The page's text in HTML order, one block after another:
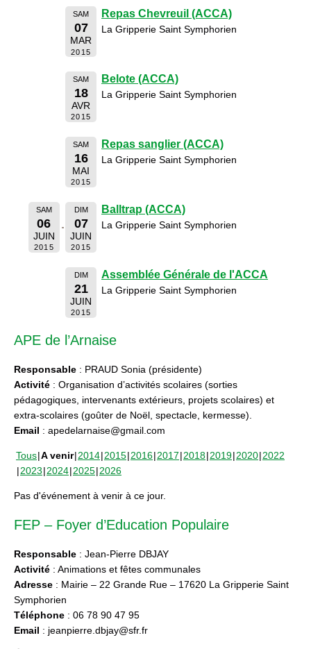
SAM
07
MAR
2015
Repas Chevreuil (ACCA)
La Gripperie Saint Symphorien
SAM
18
AVR
2015
Belote (ACCA)
La Gripperie Saint Symphorien
SAM
16
MAI
2015
Repas sanglier (ACCA)
La Gripperie Saint Symphorien
SAM
06
JUIN
2015
DIM
07
JUIN
2015
Balltrap (ACCA)
La Gripperie Saint Symphorien
DIM
21
JUIN
2015
Assemblée Générale de l'ACCA
La Gripperie Saint Symphorien
APE de l’Arnaise
Responsable : PRAUD Sonia (présidente)
Activité : Organisation d’activités scolaires (sorties
pédagogiques, intervenants extérieurs, projets scolaires) et
extra-scolaires (goûter de Noël, spectacle, kermesse).
Email : apedelarnaise@gmail.com
Tous A venir 2014 2015 2016 2017 2018 2019 2020 2022
2023 2024 2025 2026
Pas d'événement à venir à ce jour.
FEP – Foyer d’Education Populaire
Responsable : Jean-Pierre DBJAY
Activité : Animations et fêtes communales
Adresse : Mairie – 22 Grande Rue – 17620 La Gripperie Saint
Symphorien
Téléphone : 06 78 90 47 95
Email : jeanpierre.dbjay@sfr.fr